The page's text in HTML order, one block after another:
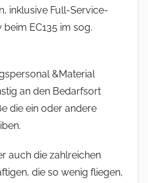
inklusive Full-Service-
EC135 im sog.
&Material
an den Bedarfsort
die ein oder andere
auch die zahlreichen
die so wenig fliegen,